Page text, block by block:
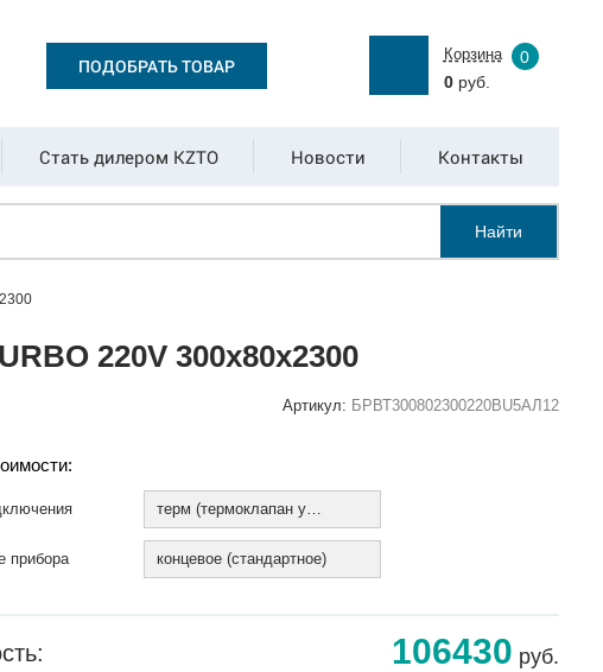
ПОДОБРАТЬ ТОВАР
Корзина
0
0руб.
Стать дилером KZTO Новости Контакты
Найти
220V 300х80х2300
Артикул: БРВТ300802300220ВU5АЛ12
терм (термоклапан установлен)
прибора концевое (стандартное)
106430 руб.